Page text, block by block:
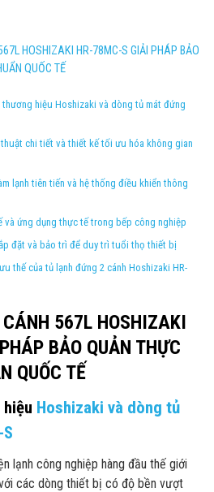
HOSHIZAKI HR-78MC-S GIẢI PHÁP BẢO
QUỐC TẾ
hiệu Hoshizaki và dòng tủ mát đứng
chi tiết và thiết kế tối ưu hóa không gian
lạnh tiên tiến và hệ thống điều khiển thông
và ứng dụng thực tế trong bếp công nghiệp
đặt và bảo trì để duy trì tuổi thọ thiết bị
thế của tủ lạnh đứng 2 cánh Hoshizaki HR-
567L HOSHIZAKI
BẢO QUẢN THỰC
QUỐC TẾ
Hoshizaki và dòng tủ
lạnh công nghiệp hàng đầu thế giới
các dòng thiết bị có độ bền vượt